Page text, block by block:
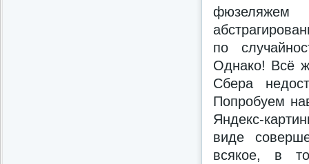
по
Однако! Всё
Сбера
Попробуем
Яндекс-
виде
всякое, в